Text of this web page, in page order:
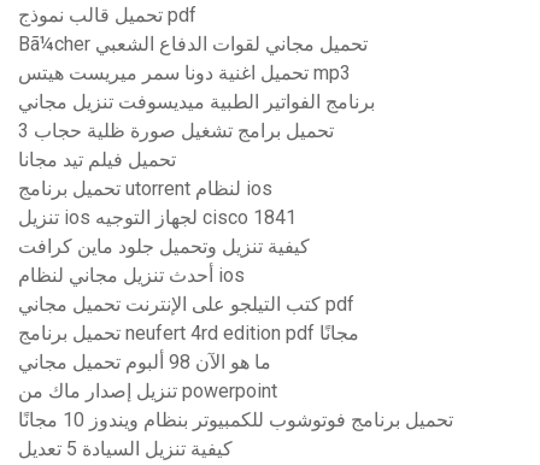
تحميل قالب نموذج pdf
Bã¼cher تحميل مجاني لقوات الدفاع الشعبي
تحميل اغنية دونا سمر ميريست هيتس mp3
برنامج الفواتير الطبية ميديسوفت تنزيل مجاني
تحميل برامج تشغيل صورة ظلية حجاب 3
تحميل فيلم تيد مجانا
تحميل برنامج utorrent لنظام ios
تنزيل ios لجهاز التوجيه cisco 1841
كيفية تنزيل وتحميل جلود ماين كرافت
أحدث تنزيل مجاني لنظام ios
كتب التيلجو على الإنترنت تحميل مجاني pdf
تحميل برنامج neufert 4rd edition pdf مجانًا
ما هو الآن 98 ألبوم تحميل مجاني
تنزيل إصدار ماك من powerpoint
تحميل برنامج فوتوشوب للكمبيوتر بنظام ويندوز 10 مجانًا
كيفية تنزيل السيادة 5 تعديل